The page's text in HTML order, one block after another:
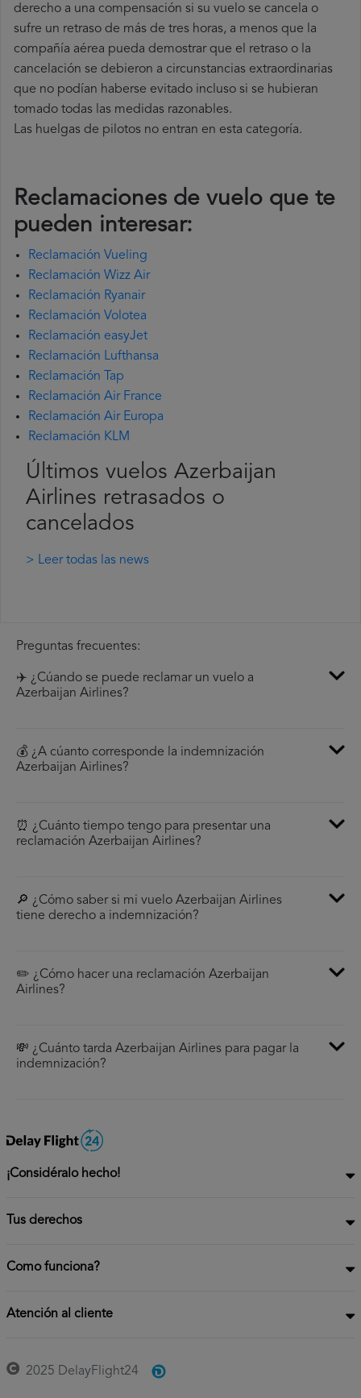
derecho a una compensación si su vuelo se cancela o
sufre un retraso de más de tres horas, a menos que la
compañía aérea pueda demostrar que el retraso o la
cancelación se debieron a circunstancias extraordinarias
que no podían haberse evitado incluso si se hubieran
tomado todas las medidas razonables.
Las huelgas de pilotos no entran en esta categoría.
Reclamaciones de vuelo que te
pueden interesar:
Reclamación Vueling
Reclamación Wizz Air
Reclamación Ryanair
Reclamación Volotea
Reclamación easyJet
Reclamación Lufthansa
Reclamación Tap
Reclamación Air France
Reclamación Air Europa
Reclamación KLM
Últimos vuelos Azerbaijan
Airlines retrasados o
cancelados
> Leer todas las news
Preguntas frecuentes:
✈️ ¿Cúando se puede reclamar un vuelo a
Azerbaijan Airlines?
💰 ¿A cúanto corresponde la indemnización
Azerbaijan Airlines?
⏰ ¿Cuánto tiempo tengo para presentar una
reclamación Azerbaijan Airlines?
🔎 ¿Cómo saber si mi vuelo Azerbaijan Airlines
tiene derecho a indemnización?
✏️ ¿Cómo hacer una reclamación Azerbaijan
Airlines?
💸 ¿Cuánto tarda Azerbaijan Airlines para pagar la
indemnización?
¡Considéralo hecho!
Tus derechos
Como funciona?
Atención al cliente
2025 DelayFlight24